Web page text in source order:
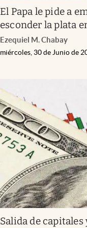
El Papa le pide a
esconder la plata
Ezequiel M. Chabay
miércoles, 30 de Junio de
Salida de